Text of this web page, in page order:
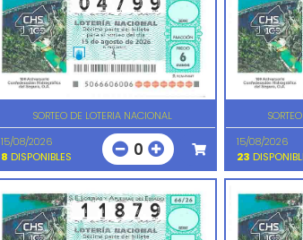
SORTEO DE LOTERIA NACIONAL
15/08/2026
8 DISPONIBLES 0
15/08/2026
23